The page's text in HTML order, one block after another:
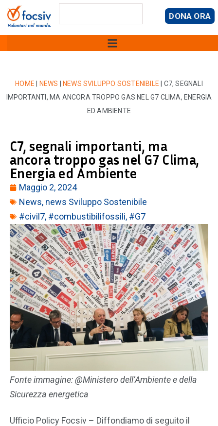
DONA ORA
HOME NEWS NEWS SVILUPPO SOSTENIBILE
C7, SEGNALI
IMPORTANTI, MA ANCORA TROPPO GAS NEL G7 CLIMA, ENERGIA
ED AMBIENTE
C7, segnali importanti, ma
ancora troppo gas nel G7 Clima,
Energia ed Ambiente
Maggio 2, 2024
News, news Sviluppo Sostenibile
#civil7, #combustibilifossili, #G7
Fonte immagine: @Ministero dell’Ambiente e della
Sicurezza energetica
Ufficio Policy Focsiv – Diffondiamo di seguito il